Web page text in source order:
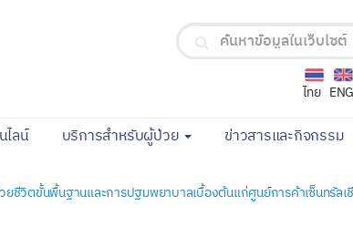
ENG
ไทย
ลน์(current)บริการสำหรับผู้ป่วย ข่าวสารและกิจกรรม
ยชีวิตขั้นพื้นฐานและการปฐมพยาบาลเบื้องต้นแก่ศูนย์การค้าเซ็นทรัลเ